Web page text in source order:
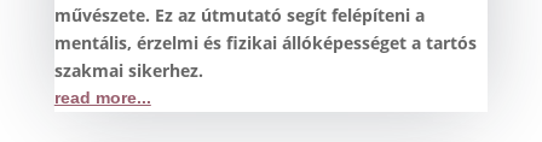
művészete. Ez az útmutató segít felépíteni a
mentális, érzelmi és fizikai állóképességet a tartós
szakmai sikerhez.
read more...